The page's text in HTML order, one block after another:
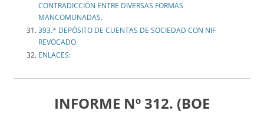
CONTRADICCIÓN ENTRE DIVERSAS FORMAS
MANCOMUNADAS.
393.* DEPÓSITO DE CUENTAS DE SOCIEDAD CON NIF
REVOCADO.
ENLACES:
INFORME Nº 312. (BOE